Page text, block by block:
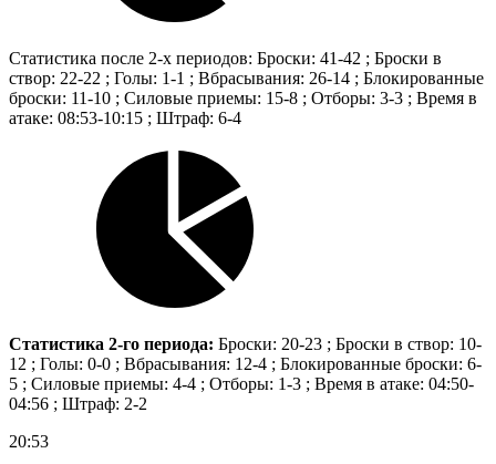
Статистика после 2-х периодов: Броски: 41-42 ; Броски в
створ: 22-22 ; Голы: 1-1 ; Вбрасывания: 26-14 ; Блокированные
броски: 11-10 ; Силовые приемы: 15-8 ; Отборы: 3-3 ; Время в
атаке: 08:53-10:15 ; Штраф: 6-4
Статистика 2-го периода: Броски: 20-23 ; Броски в створ: 10-
12 ; Голы: 0-0 ; Вбрасывания: 12-4 ; Блокированные броски: 6-
5 ; Силовые приемы: 4-4 ; Отборы: 1-3 ; Время в атаке: 04:50-
04:56 ; Штраф: 2-2
20:53